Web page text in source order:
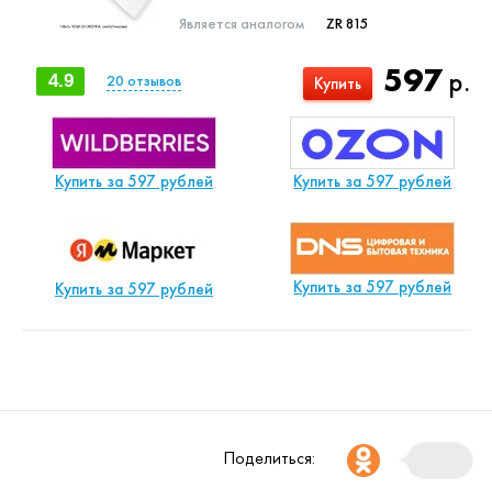
Является аналогом ZR 815
597р.
Купить
4.9 20 отзывов
Купить за 597 рублей Купить за 597 рублей
Купить за 597 рублей Купить за 597 рублей
Поделиться: